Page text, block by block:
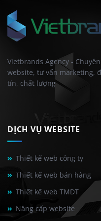
Vietbrands Agency -
website, tư vấn marketing,
tín, chất lượng
DỊCH VỤ WEBSITE
Thiết kế web công ty
Thiết kế web bán hàng
Thiết kế web TMDT
Nâng cấp website